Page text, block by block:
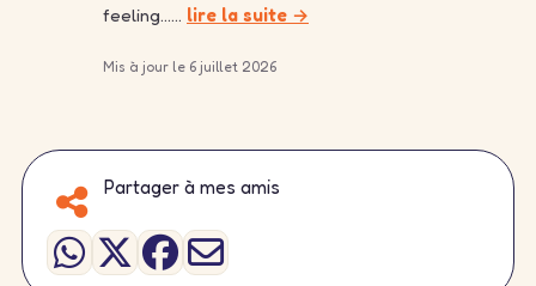
feeling…… lire la suite →
Mis à jour le 6 juillet 2026
Partager à mes amis